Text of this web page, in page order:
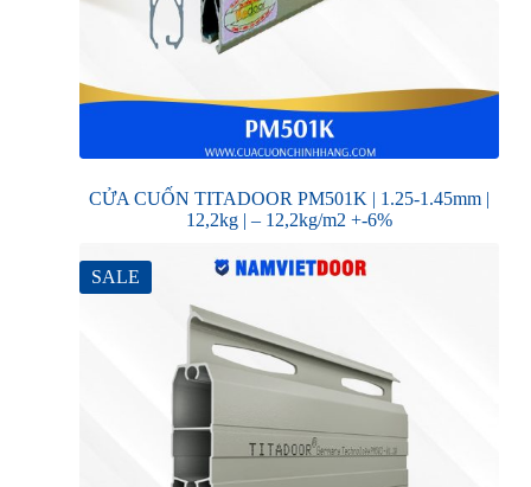
CỬA CUỐN TITADOOR PM501K | 1.25-1.45mm |
12,2kg | – 12,2kg/m2 +-6%
SALE